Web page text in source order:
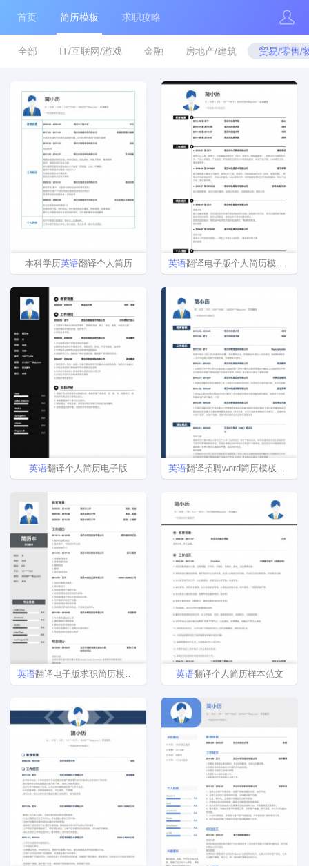
首页 简历模板 求职攻略
全部 IT/互联网/游戏 金融 房地产/建筑 贸易/零售/
本科学历英语翻译个人简历 英语翻译电子版个人简历模板下载
英语翻译个人简历电子版 英语翻译招聘word简历模板样本
英语翻译电子版求职简历模板样本 英语翻译个人简历样本范文